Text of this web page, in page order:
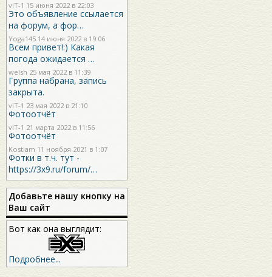
viT-1 15 июня 2022 в 22:03
Это объявление ссылается
на форум, а фор…
Yoga145 14 июня 2022 в 19:06
Всем привет!:) Какая
погода ожидается …
welsh 25 мая 2022 в 11:39
Группа набрана, запись
закрыта.
viT-1 23 мая 2022 в 21:10
Фотоотчёт
viT-1 21 марта 2022 в 11:56
Фотоотчёт
Kostiam 11 ноября 2021 в 1:07
Фотки в т.ч. тут -
https://3x9.ru/forum/…
Добавьте нашу кнопку на
Ваш сайт
Вот как она выглядит:
Подробнее...